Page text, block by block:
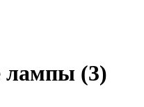
лампы (3)